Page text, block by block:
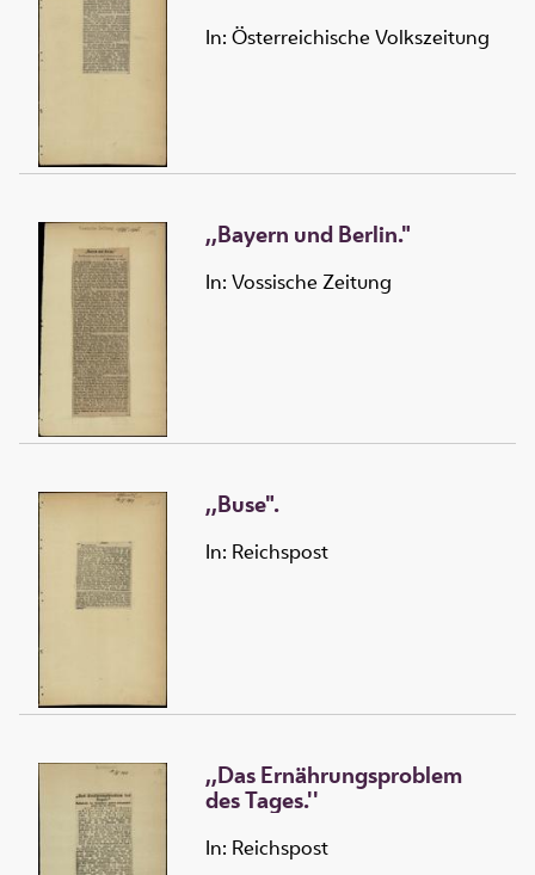
In: Österreichische Volkszeitung
,,Bayern und Berlin."
In: Vossische Zeitung
,,Buse".
In: Reichspost
,,Das Ernährungsproblem
des Tages.''
In: Reichspost